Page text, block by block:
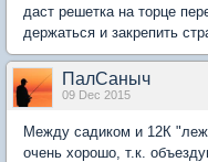
даст решетка на торце
держаться и закрепить
ПалСаныч
09 Dec 2015
Между садиком и 12К
очень хорошо, т.к.